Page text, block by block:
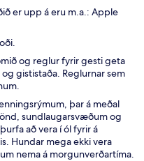
er upp á eru m.a.: Apple
og reglur fyrir gesti geta
gististaða. Reglurnar sem
þar á meðal
sundlaugarsvæðum og
að vera í ól fyrir á
Hundar mega ekki vera
nema á morgunverðartíma.